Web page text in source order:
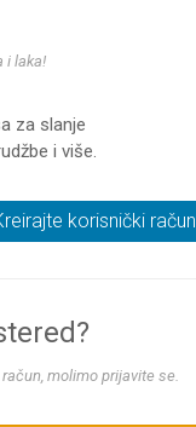
i laka!
za slanje
i više.
korisnički račun
molimo prijavite se.